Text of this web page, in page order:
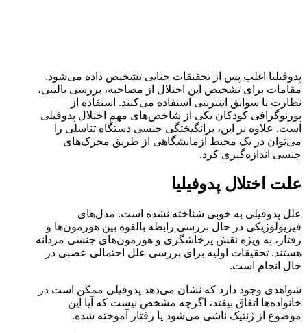
پدوفیلیا اغلب پس از تحقیقات جنایی تشخیص داده می‌شود.
مقامات برای تشخیص این اختلال از مصاحبه، بررسی بالینی،
نظارت یا سوابق اینترنتی استفاده می‌کنند. استفاده از
پورنوگرافی کودکان یکی از شاخص‌های مهم اختلال پدوفیلی
است. علاوه بر این، برانگیختگی جنسی دستگاه تناسلی را
می‌توان در یک محیط آزمایشگاهی از طریق محرک‌های
جنسی اندازه‌گیری کرد.
علت اختلال پدوفیلیا
علل پدوفیلی به خوبی شناخته نشده است. مدل‌های
فیزیولوژیکی در حال بررسی رابطه بالقوه بین هورمون‌ها و
رفتار، به ویژه نقش پرخاشگری و هورمون‌های جنسی مردانه
هستند. تحقیقات اولیه برای بررسی علل احتمالی عصبی در
حال انجام است.
شواهدی وجود دارد که نشان می‌دهد پدوفیلی ممکن است در
خانواده‌ها اتفاق بیفتد، اگرچه مشخص نیست که آیا این
موضوع از ژنتیک ناشی می‌شود یا رفتار آموخته شده.